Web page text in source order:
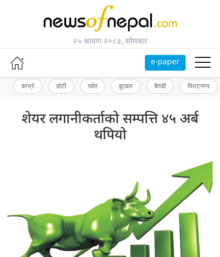
२५ श्रावण २०८३, सोमबार
e-paper
काभ्रे डोटी पर्वत बुटवल बैतडी विराटनगर
शेयर लगानीकर्ताको सम्पत्ति ४५ अर्ब
थपियो